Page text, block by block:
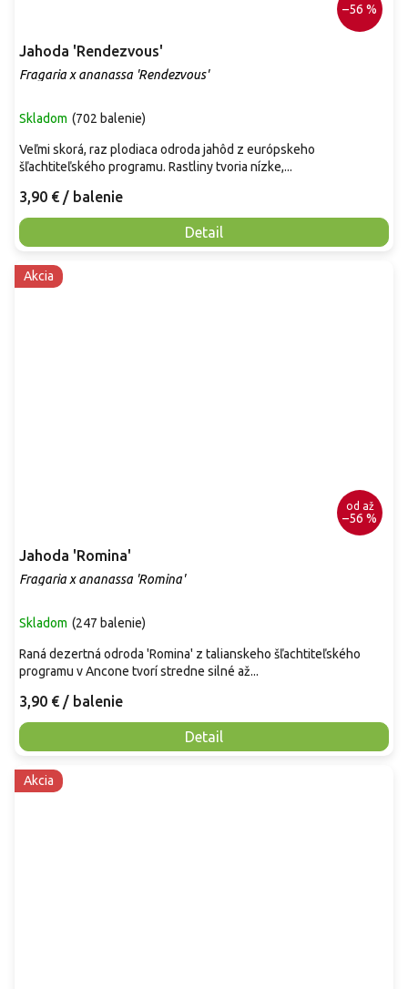
–56 %
Jahoda 'Rendezvous'
Fragaria x ananassa 'Rendezvous'
Skladom (702 balenie)
3,90 € / balenie
Detail
Veľmi skorá, raz plodiaca odroda jahôd z európskeho
šľachtiteľského programu. Rastliny tvoria nízke,...
Akcia
od až
–56 %
Jahoda 'Romina'
Fragaria x ananassa 'Romina'
Skladom (247 balenie)
3,90 € / balenie
Detail
Raná dezertná odroda 'Romina' z talianskeho šľachtiteľského
programu v Ancone tvorí stredne silné až...
Akcia